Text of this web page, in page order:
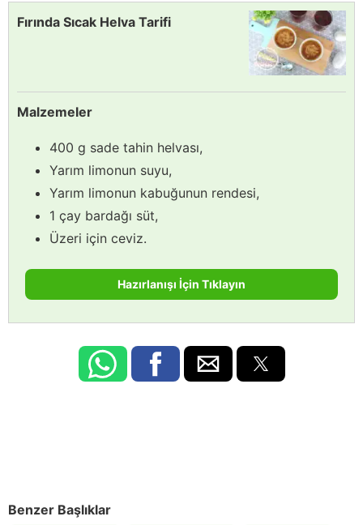
Fırında Sıcak Helva Tarifi
Malzemeler
400 g sade tahin helvası,
Yarım limonun suyu,
Yarım limonun kabuğunun rendesi,
1 çay bardağı süt,
Üzeri için ceviz.
Hazırlanışı İçin Tıklayın
Benzer Başlıklar